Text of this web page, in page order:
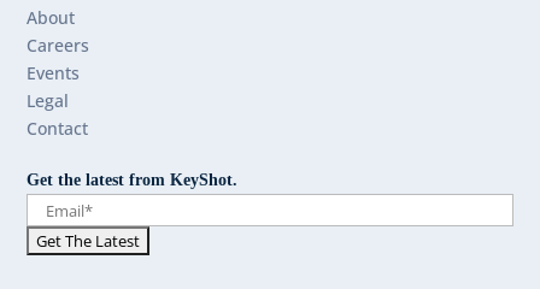
About
Careers
Events
Legal
Contact
Get the latest from KeyShot.